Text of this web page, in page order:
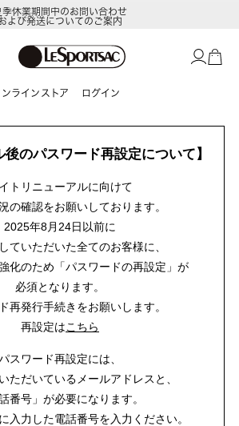
季休業期間中のお問い合わせ
よび発送についてのご案内
ラインストア ログイン
後のパスワード再設定について】
トリニューアルに向けて
の確認をお願いしております。
2025年8月24日以前に
ていただいた全てのお客様に、
化のため「パスワードの再設定」が
必須となります。
再発行手続きをお願いします。
再設定はこちら
スワード再設定には、
ただいているメールアドレスと、
話番号」が必要になります。
入力した電話番号を入力ください。